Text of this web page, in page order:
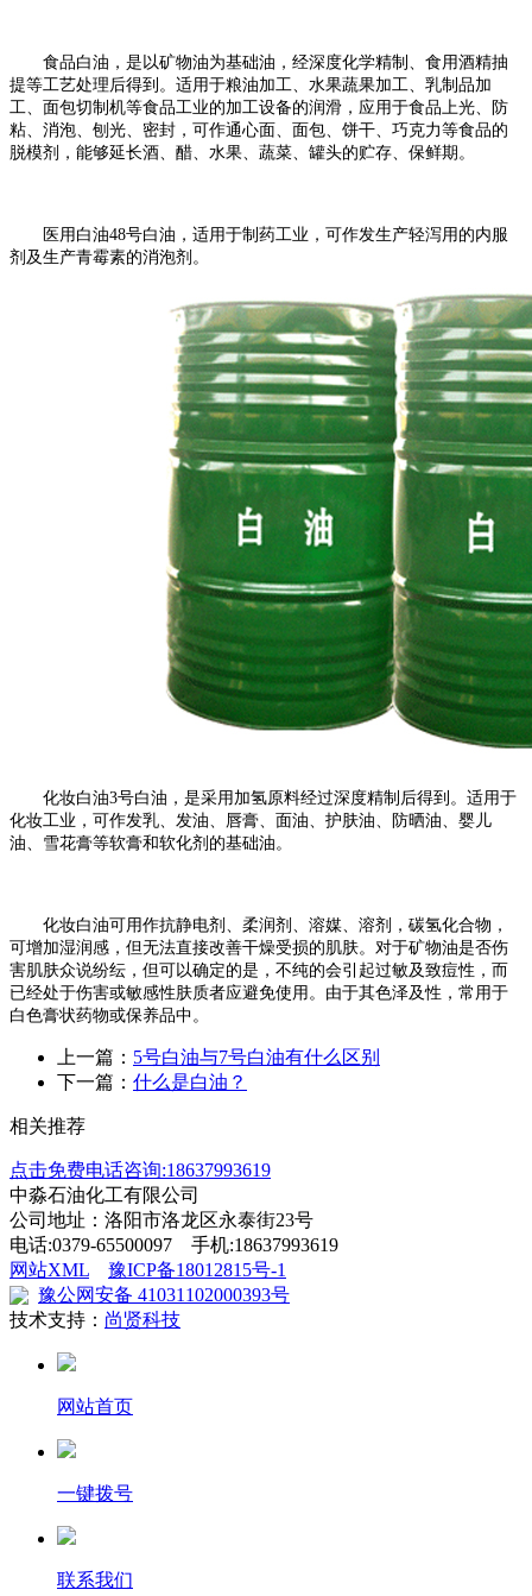
食品白油，是以矿物油为基础油，经深度化学精制、食用酒精抽
提等工艺处理后得到。适用于粮油加工、水果蔬果加工、乳制品加
工、面包切制机等食品工业的加工设备的润滑，应用于食品上光、防
粘、消泡、刨光、密封，可作通心面、面包、饼干、巧克力等食品的
脱模剂，能够延长酒、醋、水果、蔬菜、罐头的贮存、保鲜期。
医用白油48号白油，适用于制药工业，可作发生产轻泻用的内服
剂及生产青霉素的消泡剂。
化妆白油3号白油，是采用加氢原料经过深度精制后得到。适用于
化妆工业，可作发乳、发油、唇膏、面油、护肤油、防晒油、婴儿
油、雪花膏等软膏和软化剂的基础油。
化妆白油可用作抗静电剂、柔润剂、溶媒、溶剂，碳氢化合物，
可增加湿润感，但无法直接改善干燥受损的肌肤。对于矿物油是否伤
害肌肤众说纷纭，但可以确定的是，不纯的会引起过敏及致痘性，而
已经处于伤害或敏感性肤质者应避免使用。由于其色泽及性，常用于
白色膏状药物或保养品中。
上一篇： 5号白油与7号白油有什么区别
下一篇： 什么是白油？
相关推荐
点击免费电话咨询:18637993619
中淼石油化工有限公司
公司地址：洛阳市洛龙区永泰街23号
电话:0379-65500097 手机:18637993619
网站XML
豫ICP备18012815号-1
豫公网安备 41031102000393号
技术支持： 尚贤科技
网站首页
一键拨号
联系我们